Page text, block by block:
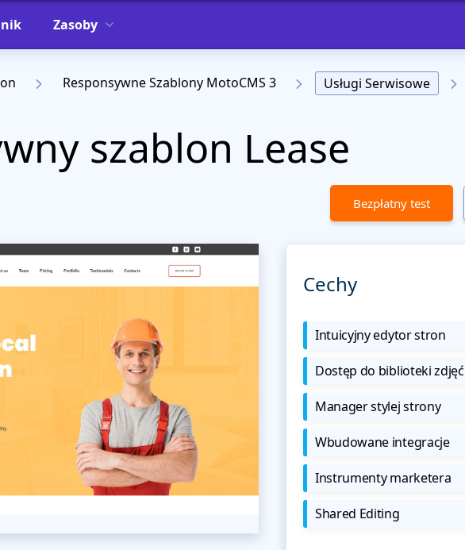
Zasoby
Responsywne Szablony MotoCMS 3 Usługi Serwisowe
szablon Lease
Bezpłatny test
Cechy
Intuicyjny edytor stron
Dostęp do biblioteki zdjęć
Manager stylej strony
Wbudowane integracje
Instrumenty marketera
Shared Editing